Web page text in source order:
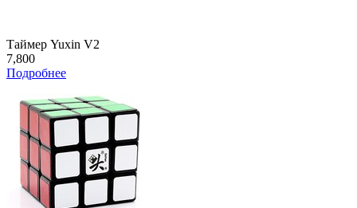
Таймер Yuxin V2
7,800
Подробнее